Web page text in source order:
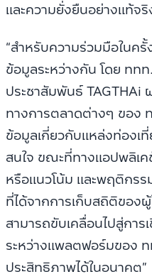
และความยั่งยืนอย่างแท้จ
“สำหรับความร่วมมือในค
ข้อมูลระหว่างกัน โดย ทท
ประชาสัมพันธ์ TAGTHAi
ทางการตลาดต่างๆ ของ
ข้อมูลเกี่ยวกับแหล่งท่องเ
สนใจ ขณะที่ทางแอปพลิเ
หรือแนวโน้ม และพฤติกร
ที่ได้จากการเก็บสถิติของ
สามารถขับเคลื่อนไปสู่กา
ระหว่างแพลตฟอร์มของ
ประสิทธิภาพได้ในอนาคต”